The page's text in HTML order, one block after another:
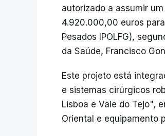
autorizado a assumir
4.920.000,00 euros
Pesados IPOLFG),
da Saúde, Francisco
Este projeto está
e sistemas cirúrgicos
Lisboa e Vale do Tejo",
Oriental e equipamento